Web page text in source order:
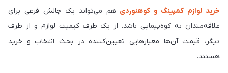
خرید لوازم کمپینگ و کوهنوردی هم می‌تواند یک چالش فرعی برای
علاقه‌مندان به کوه‌پیمایی باشد. از یک طرف کیفیت لوازم و از طرف
دیگر، قیمت آن‌ها معیارهایی تعیین‌کننده در بحث انتخاب و خرید
هستند.